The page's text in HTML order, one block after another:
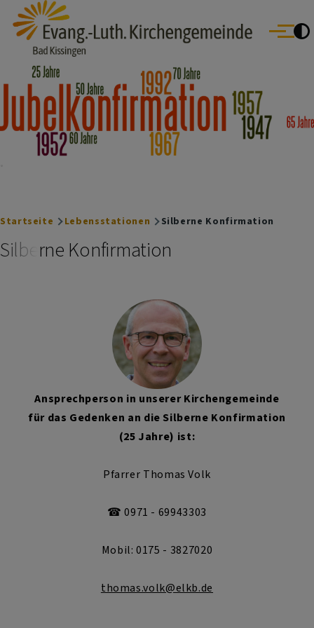
Direkt zum Inhalt
Evang.- Luth. Kirchengemeinde Bad Kissingen
Bad Bocklet | Bad Kissingen | Burkardroth | Euerdorf |
Oberthulba | Oerlenbach
Menü
Breadcrumb
Startseite Lebensstationen Silberne Konfirmation
Silberne Konfirmation
Ansprechperson in unserer Kirchengemeinde
für das Gedenken an die Silberne Konfirmation
(25 Jahre) ist:
Pfarrer Thomas Volk
☎ 0971 - 69943303
Mobil: 0175 - 3827020
thomas.volk@elkb.de